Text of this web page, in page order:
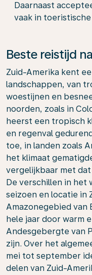
Daarnaast
vaak in
Beste reistijd
Zuid-Amerika kent
landschappen, van
woestijnen en
noorden, zoals in
heerst een tropisch
en regenval
toe, in landen zoals
het klimaat
vergelijkbaar met dat
De verschillen in het
seizoen en locatie in
Amazonegebied van
hele jaar door warm
Andesgebergte van
zijn. Over het
mei tot september
delen van Zuid-